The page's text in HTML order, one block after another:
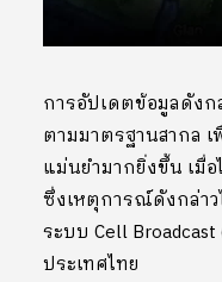
การอัปเดตข้อมูลดังก
ตามมาตรฐานสากล
แม่นยำมากยิ่งขึ้น เมื่
ซึ่งเหตุการณ์ดังกล่า
ระบบ Cell
ประเทศไทย